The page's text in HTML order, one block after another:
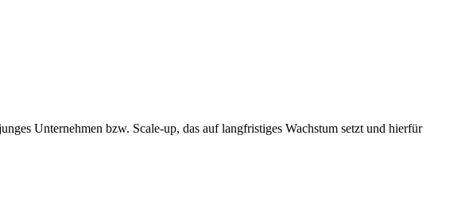
Unternehmen bzw. Scale-up, das auf langfristiges Wachstum setzt und hierfür